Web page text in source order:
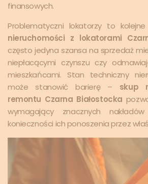
finansowych.
Problematyczni lokatorzy to
nieruchomości z lokatorami
często jedyna szansa na sprzedaż
niepłacącymi czynszu czy
mieszkańcami. Stan techniczny
może stanowić barierę – skup
remontu Czarna Białostocka
wymagający znacznych
konieczności ich ponoszenia przez